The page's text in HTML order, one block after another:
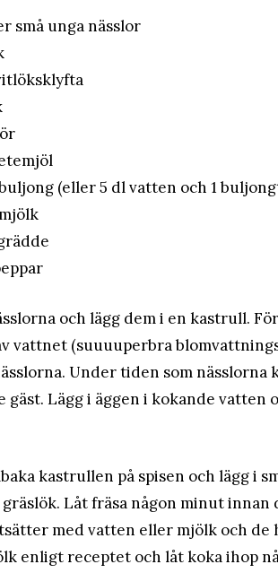
små unga nässlor
(eller 5 dl vatten och 1
och lägg dem i en kastrull.
vattnet (suuuuperbra
Under tiden som nässlorna
gäst. Lägg i äggen i kokande vatten
kastrullen på spisen och lägg i
Låt fräsa någon minut
med vatten eller mjölk och de
enligt receptet och låt koka ihop